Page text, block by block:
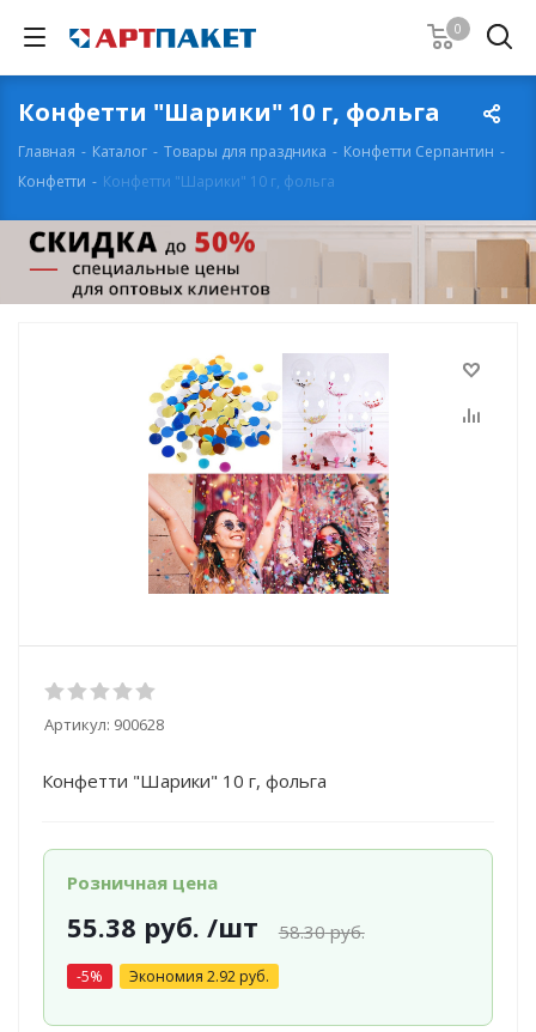
0
Конфетти "Шарики" 10 г, фольга
Главная - Каталог - Товары для праздника - Конфетти Серпантин -
Конфетти - Конфетти "Шарики" 10 г, фольга
Артикул: 900628
Конфетти "Шарики" 10 г, фольга
Розничная цена
55.38 руб. /шт 58.30руб.
-5% Экономия 2.92руб.